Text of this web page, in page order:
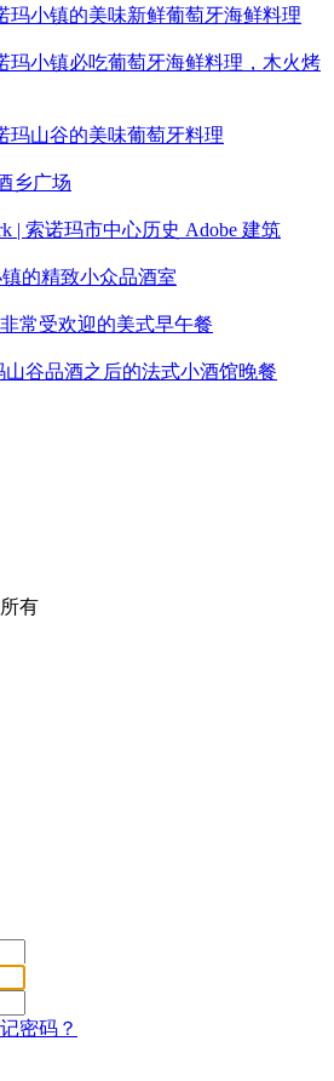
玛小镇的美味新鲜葡萄牙海鲜料理
玛小镇必吃葡萄牙海鲜料理，木火烤
玛山谷的美味葡萄牙料理
乡广场
| 索诺玛市中心历史 Adobe 建筑
镇的精致小众品酒室
常受欢迎的美式早午餐
山谷品酒之后的法式小酒馆晚餐
有
密码？